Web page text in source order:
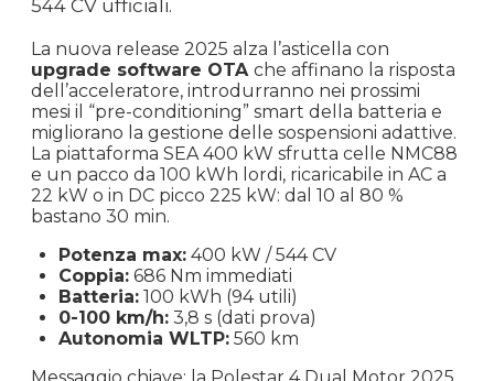
544 CV ufficiali.
La nuova release 2025 alza l’asticella con
upgrade software OTA che affinano la risposta
dell’acceleratore, introdurranno nei prossimi
mesi il “pre-conditioning” smart della batteria e
migliorano la gestione delle sospensioni adattive.
La piattaforma SEA 400 kW sfrutta celle NMC88
e un pacco da 100 kWh lordi, ricaricabile in AC a
22 kW o in DC picco 225 kW: dal 10 al 80 %
bastano 30 min.
Potenza max: 400 kW / 544 CV
Coppia: 686 Nm immediati
Batteria: 100 kWh (94 utili)
0-100 km/h: 3,8 s (dati prova)
Autonomia WLTP: 560 km